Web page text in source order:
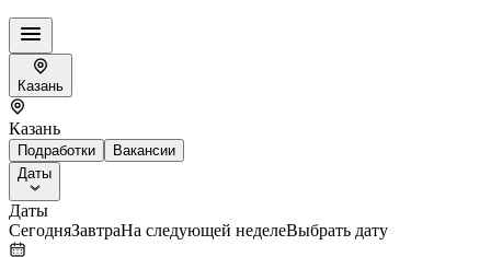
Казань
Казань
Подработки
Вакансии
Даты
Даты
СегодняЗавтраНа следующей неделеВыбрать дату